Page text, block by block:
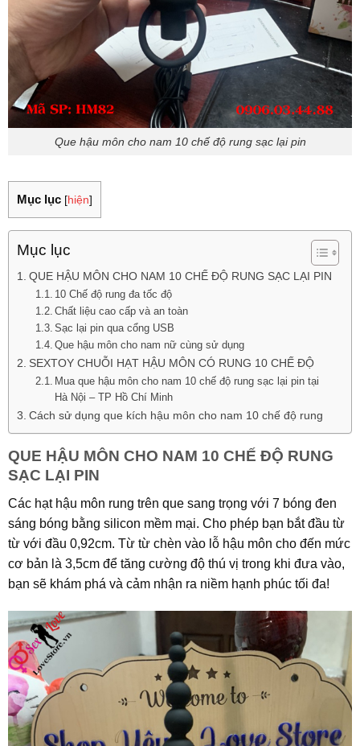
Que hậu môn cho nam 10 chế độ rung sạc lại pin
Mục lục [hiện]
Mục lục
QUE HẬU MÔN CHO NAM 10 CHẾ ĐỘ RUNG SẠC LẠI PIN
10 Chế độ rung đa tốc độ
Chất liệu cao cấp và an toàn
Sạc lại pin qua cổng USB
Que hậu môn cho nam nữ cùng sử dụng
SEXTOY CHUỖI HẠT HẬU MÔN CÓ RUNG 10 CHẾ ĐỘ
Mua que hậu môn cho nam 10 chế độ rung sạc lại pin tại
Hà Nội – TP Hồ Chí Minh
Cách sử dụng que kích hậu môn cho nam 10 chế độ rung
QUE HẬU MÔN CHO NAM 10 CHẾ ĐỘ RUNG
SẠC LẠI PIN
Các hạt hậu môn rung trên que sang trọng với 7 bóng đen
sáng bóng bằng silicon mềm mại. Cho phép bạn bắt đầu từ
từ với đầu 0,92cm. Từ từ chèn vào lỗ hậu môn cho đến mức
cơ bản là 3,5cm để tăng cường độ thú vị trong khi đưa vào,
bạn sẽ khám phá và cảm nhận ra niềm hạnh phúc tối đa!